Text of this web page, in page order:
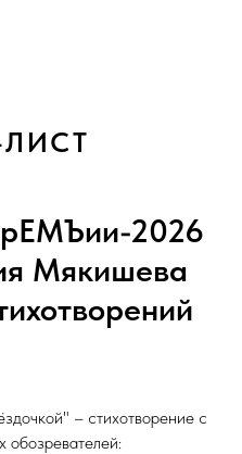
2026
Мякишева
– стихотворение с
обозревателей: